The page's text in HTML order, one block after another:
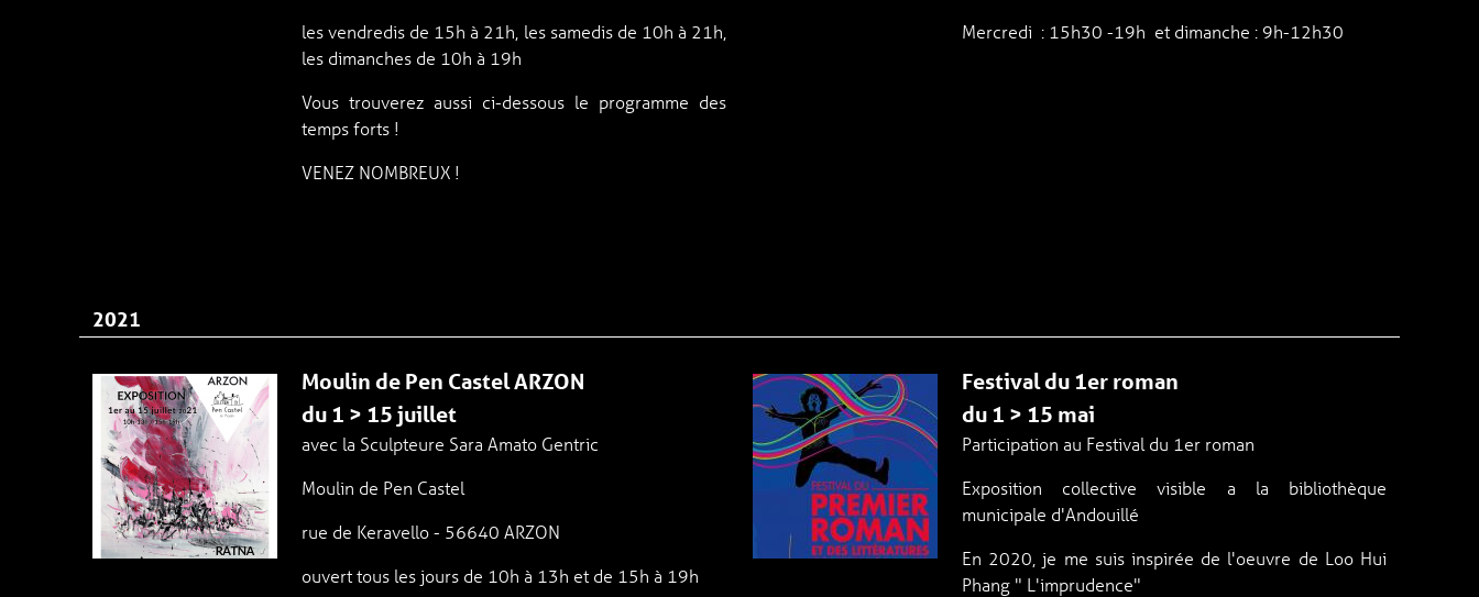
les vendredis de 15h à 21h, les samedis de 10h à 21h,
les dimanches de 10h à 19h
Vous trouverez aussi ci-dessous le programme des
temps forts !
VENEZ NOMBREUX !
Mercredi : 15h30 -19h et dimanche : 9h-12h30
2021
Moulin de Pen Castel ARZON
du 1 > 15 juillet
avec la Sculpteure Sara Amato Gentric
Moulin de Pen Castel
rue de Keravello - 56640 ARZON
ouvert tous les jours de 10h à 13h et de 15h à 19h
Festival du 1er roman
du 1 > 15 mai
Participation au Festival du 1er roman
Exposition collective visible a la bibliothèque
municipale d'Andouillé
En 2020, je me suis inspirée de l'oeuvre de Loo Hui
Phang " L'imprudence"